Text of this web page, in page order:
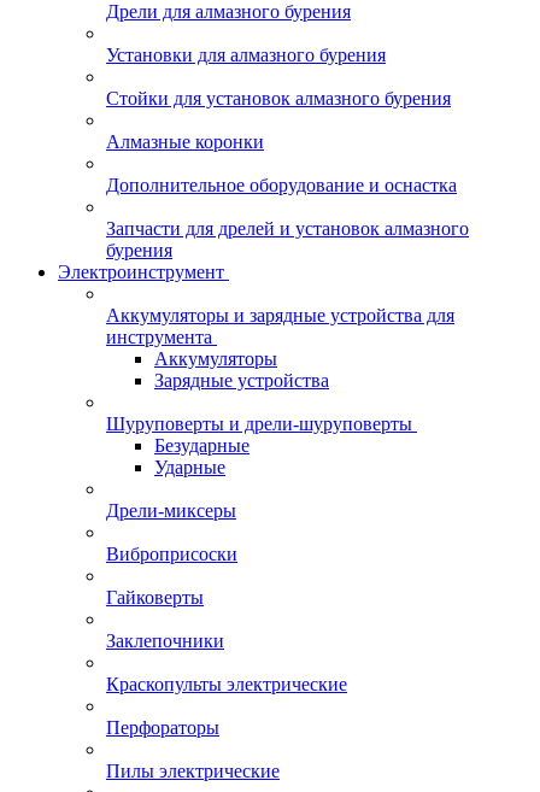
Дрели для алмазного бурения
Установки для алмазного бурения
Стойки для установок алмазного бурения
Алмазные коронки
Дополнительное оборудование и оснастка
Запчасти для дрелей и установок алмазного
бурения
Электроинструмент
Аккумуляторы и зарядные устройства для
инструмента
Аккумуляторы
Зарядные устройства
Шуруповерты и дрели-шуруповерты
Безударные
Ударные
Дрели-миксеры
Виброприсоски
Гайковерты
Заклепочники
Краскопульты электрические
Перфораторы
Пилы электрические